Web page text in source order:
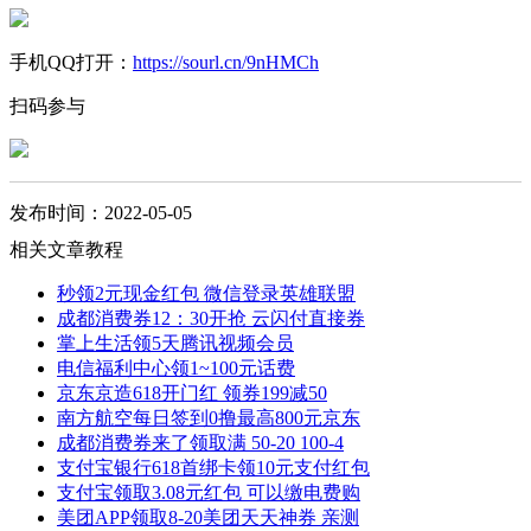
手机QQ打开： https://sourl.cn/9nHMCh
扫码参与
发布时间：2022-05-05
相关文章教程
秒领2元现金红包 微信登录英雄联盟
成都消费券12：30开抢 云闪付直接券
掌上生活领5天腾讯视频会员
电信福利中心领1~100元话费
京东京造618开门红 领券199减50
南方航空每日签到0撸最高800元京东
成都消费券来了领取满 50-20 100-4
支付宝银行618首绑卡领10元支付红包
支付宝领取3.08元红包 可以缴电费购
美团APP领取8-20美团天天神券 亲测